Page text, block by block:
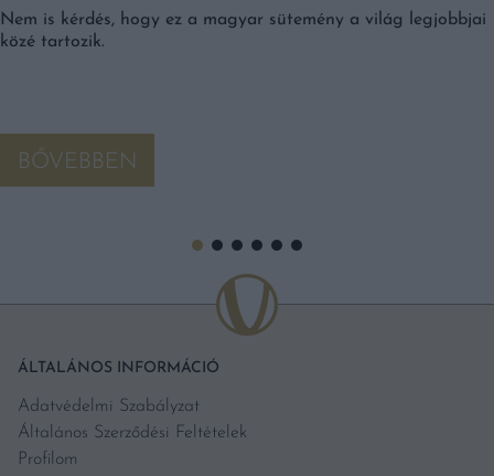
Nem is kérdés, hogy ez a magyar sütemény a világ legjobbjai
közé tartozik.
BŐVEBBEN
ÁLTALÁNOS INFORMÁCIÓ
Adatvédelmi Szabályzat
Általános Szerződési Feltételek
Profilom